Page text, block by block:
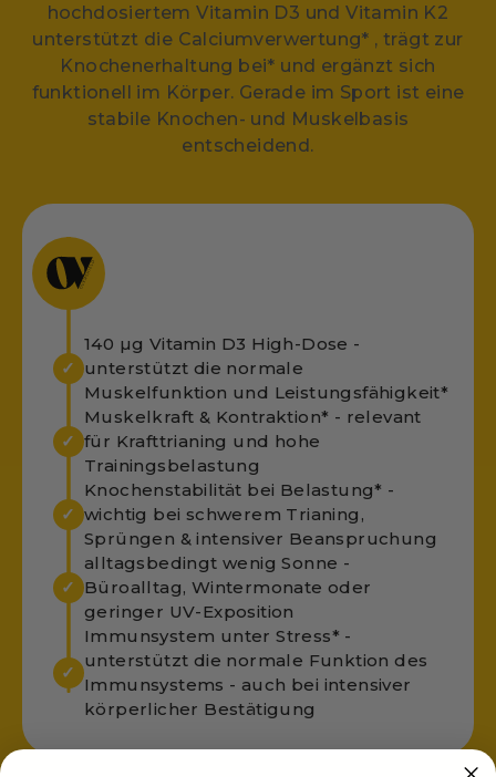
hochdosiertem Vitamin D3 und Vitamin K2
unterstützt die Calciumverwertung* , trägt zur
Knochenerhaltung bei* und ergänzt sich
funktionell im Körper. Gerade im Sport ist eine
stabile Knochen- und Muskelbasis
entscheidend.
✓
140 µg Vitamin D3 High-Dose -
unterstützt die normale
Muskelfunktion und Leistungsfähigkeit*
✓
Muskelkraft & Kontraktion* - relevant
für Krafttrianing und hohe
Trainingsbelastung
✓
Knochenstabilität bei Belastung* -
wichtig bei schwerem Trianing,
Sprüngen & intensiver Beanspruchung
✓
alltagsbedingt wenig Sonne -
Büroalltag, Wintermonate oder
geringer UV-Exposition
✓
Immunsystem unter Stress* -
unterstützt die normale Funktion des
Immunsystems - auch bei intensiver
körperlicher Bestätigung